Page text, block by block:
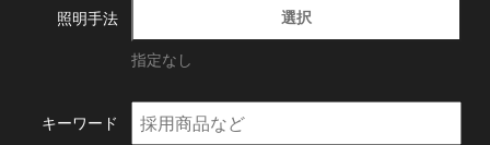
照明手法 選択
指定なし
キーワード